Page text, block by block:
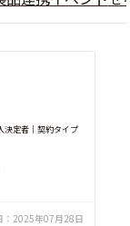
決定者｜契約タイプ
2025年07月28日